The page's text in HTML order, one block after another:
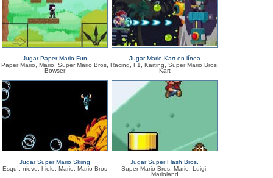
Jugar Paper Mario Fun
Paper Mario, Mario, Super Mario Bros,
Bowser
Jugar Mario Kart en línea
Racing, F1, Karting, Super Mario Bros,
Kart
Jugar Super Mario Skiing
Esquí, nieve, hielo, Mario, Mario Bros
Jugar Super Flash Bros.
Super Mario Bros, Mario, Luigi,
Marioland